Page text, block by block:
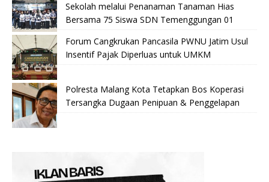
Sekolah melalui Penanaman Tanaman Hias
Bersama 75 Siswa SDN Temenggungan 01
Forum Cangkrukan Pancasila PWNU Jatim Usul
Insentif Pajak Diperluas untuk UMKM
Polresta Malang Kota Tetapkan Bos Koperasi
Tersangka Dugaan Penipuan & Penggelapan